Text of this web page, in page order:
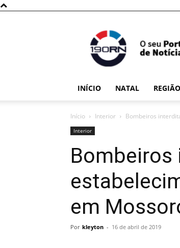
INÍCIO NATAL
Início Interior Bombeiros
Interior
em
Por kleyton - 16 de abril de 2019